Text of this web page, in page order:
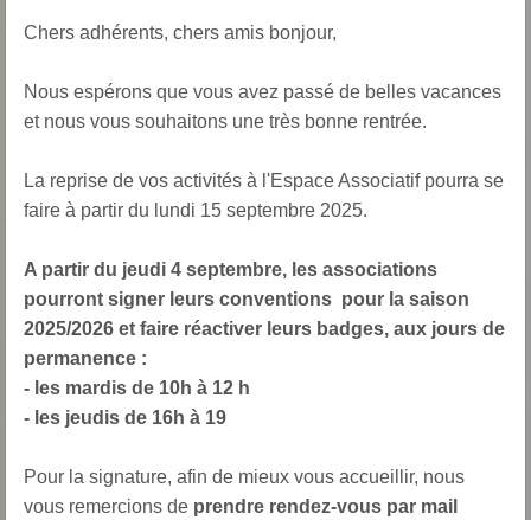
Chers adhérents, chers amis bonjour,
Nous espérons que vous avez passé de belles vacances
et nous vous souhaitons une très bonne rentrée.
La reprise de vos activités à l'Espace Associatif pourra se
faire à partir du lundi 15 septembre 2025.
A partir du jeudi 4 septembre, l es associations
pourront signer leurs conventions pour la saison
2025/2026 et faire réactiver leurs badges, aux jours de
permanence :
- les mardis de 10h à 12 h
- les jeudis de 16h à 19
Pour la signature, afin de mieux vous accueillir, nous
vous remercions de prendre rendez-vous par mail